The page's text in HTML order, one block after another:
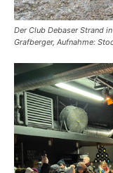
Der Club Debaser Strand
Grafberger, Aufnahme: